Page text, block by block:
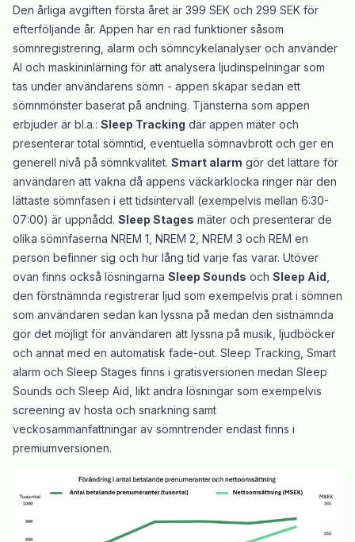
Den årliga avgiften första året är 399 SEK och 299 SEK för
efterföljande år. Appen har en rad funktioner såsom
sömnregistrering, alarm och sömncykelanalyser och använder
AI och maskininlärning för att analysera ljudinspelningar som
tas under användarens sömn - appen skapar sedan ett
sömnmönster baserat på andning. Tjänsterna som appen
erbjuder är bl.a.: Sleep Tracking där appen mäter och
presenterar total sömntid, eventuella sömnavbrott och ger en
generell nivå på sömnkvalitet. Smart alarm gör det lättare för
användaren att vakna då appens väckarklocka ringer när den
lättaste sömnfasen i ett tidsintervall (exempelvis mellan 6:30-
07:00) är uppnådd. Sleep Stages mäter och presenterar de
olika sömnfaserna NREM 1, NREM 2, NREM 3 och REM en
person befinner sig och hur lång tid varje fas varar. Utöver
ovan finns också lösningarna Sleep Sounds och Sleep Aid
den förstnämnda registrerar ljud som exempelvis prat i sömnen
som användaren sedan kan lyssna på medan den sistnämnda
gör det möjligt för användaren att lyssna på musik, ljudböcker
och annat med en automatisk fade-out. Sleep Tracking, Smart
alarm och Sleep Stages finns i gratisversionen medan Sleep
Sounds och Sleep Aid, likt andra lösningar som exempelvis
screening av hosta och snarkning samt
veckosammanfattningar av sömntrender endast finns i
premiumversionen.